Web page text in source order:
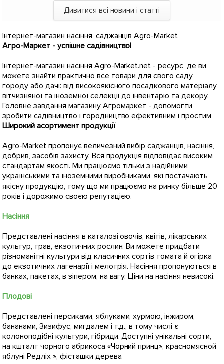
Дивитися всі новини і статті
Інтернет-магазин насіння, саджанців Agro-Market
Агро-Маркет - успішне садівництво!
Інтернет-магазин насіння Agro-Market.net - ресурс, де ви
можете знайти практично все товари для свого саду,
городу або дачі: від високоякісного посадкового матеріалу
вітчизняної та іноземної селекції до інвентарю та декору.
Головне завдання магазину Агромаркет - допомогти
зробити садівництво і городництво ефективним і простим
Широкий асортимент продукції
Agro-Market пропонує величезний вибір саджанців, насіння,
добрив, засобів захисту. Вся продукція відповідає високим
стандартам якості. Ми працюємо тільки з надійними
українськими та іноземними виробниками, які постачають
якісну продукцію, тому що ми працюємо на ринку більше 20
років і дорожимо своєю репутацією.
Насіння
Представлені насіння в каталозі овочів, квітів, лікарських
культур, трав, екзотичних рослин. Ви можете придбати
різноманітні культури від класичних сортів томата й огірка
до екзотичних лагенарії і мелотрія. Насіння пропонуються в
банках, пакетах, в зіпером, на вагу. Ціни на насіння невисокі.
Плодові
Представлені персиками, яблуками, хурмою, інжиром,
бананами, Зизифус, мигдалем і т.д., в тому числі є
колоноподібні культури, гібриди. Доступні унікальні сорти,
на кшталт чорного абрикоса «Чорний принц», красномясной
яблуні Редліх », фісташки дерева.